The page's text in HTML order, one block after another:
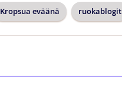
Kropsua eväänä ruokablogit